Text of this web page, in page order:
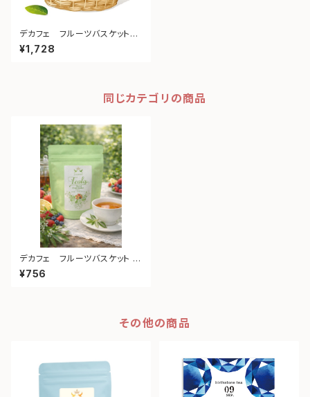
デカフェ フルーツバスケット
24個入り
¥1,728
同じカテゴリの商品
デカフェ フルーツバスケット 7
個入り
¥756
その他の商品